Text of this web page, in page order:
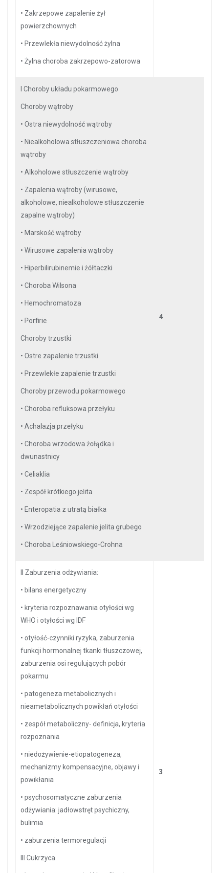
• Zakrzepowe zapalenie żył
powierzchownych
• Przewlekła niewydolność żylna
• Żylna choroba zakrzepowo-zatorowa
I Choroby układu pokarmowego
Choroby wątroby
• Ostra niewydolność wątroby
• Niealkoholowa stłuszczeniowa choroba
wątroby
• Alkoholowe stłuszczenie wątroby
• Zapalenia wątroby (wirusowe,
alkoholowe, niealkoholowe stłuszczenie
zapalne wątroby)
• Marskość wątroby
• Wirusowe zapalenia wątroby
• Hiperbilirubinemie i żółtaczki
• Choroba Wilsona
• Hemochromatoza
• Porfirie
Choroby trzustki
• Ostre zapalenie trzustki
• Przewlekłe zapalenie trzustki
Choroby przewodu pokarmowego
• Choroba refluksowa przełyku
• Achalazja przełyku
• Choroba wrzodowa żołądka i
dwunastnicy
• Celiaklia
• Zespół krótkiego jelita
• Enteropatia z utratą białka
• Wrzodziejące zapalenie jelita grubego
• Choroba Leśniowskiego-Crohna
4
II Zaburzenia odżywiania:
• bilans energetyczny
• kryteria rozpoznawania otyłości wg
WHO i otyłości wg IDF
• otyłość-czynniki ryzyka, zaburzenia
funkcji hormonalnej tkanki tłuszczowej,
zaburzenia osi regulujących pobór
pokarmu
• patogeneza metabolicznych i
nieametabolicznych powikłań otyłości
• zespół metaboliczny- definicja, kryteria
rozpoznania
• niedożywienie-etiopatogeneza,
mechanizmy kompensacyjne, objawy i
powikłania
• psychosomatyczne zaburzenia
odżywiania: jadłowstręt psychiczny,
bulimia
• zaburzenia termoregulacji
III Cukrzyca
3